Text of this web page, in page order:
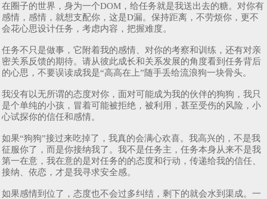
在圈子的世界，身为一个DOM，给任务就是我送出去的糖。对你有
感情，感情，就想支配你，这是D漏。保持距离，不劳烦你，更不
会花心思设计任务，考虑内容，把握难度。
任务不只是做事，它附着我的感情、对你的考察和训练，还有对亲
密关系反馈的期待。请从彼此成长和关系发展的角度看到任务背后
的心思，不要误读成我是“高高在上”随手丢给流浪狗一块骨头。
我没有以无所谓的态度对你，面对可能成为我的伙伴的狗狗，我只
是个单纯的小孩，冒着可能被拒绝，被利用，甚至受伤的风险，小
心试探你的信任和感情。
如果“狗狗”接过来吃掉了，我真的会满心欢喜。我高兴的，不是我
征服你了，而是你接纳我了。我不是任务主，任务本身从来不是我
第一在意，我在意的是对任务的的态度和行动，传递给我的信任、
接纳、依恋，才是我寻求安全感。
如果感情到位了，态度也不会过多纠结，剩下的就会水到渠成。一